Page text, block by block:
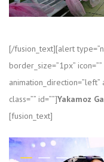
[/fusion_text][alert
border_size=”1px”
animation_direction=”left”
class=”” id=””]Yakamoz
[fusion_text]